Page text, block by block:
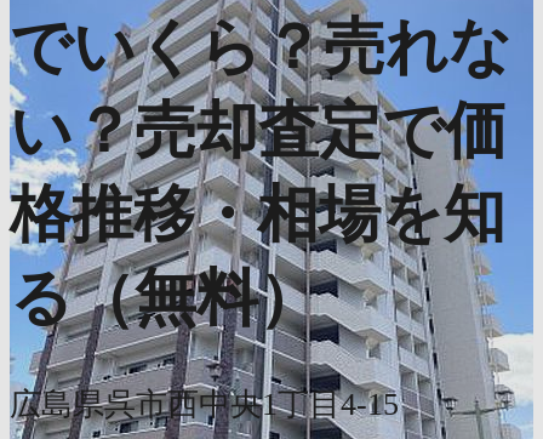
でいくら？売れな
い？売却査定で価
格推移・相場を知
る（無料）
広島県呉市西中央1丁目4-15